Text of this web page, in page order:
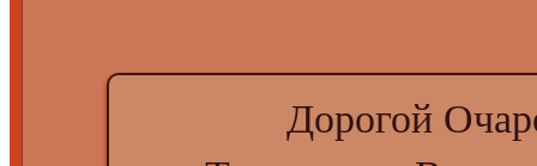
Дорогой